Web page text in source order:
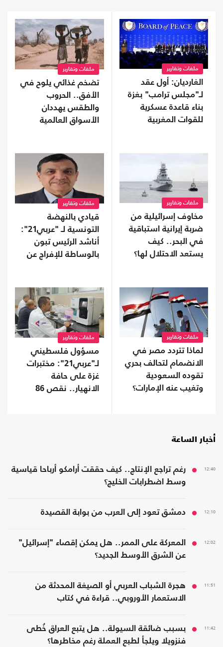
ملفات وتقارير
الغارديان: أول عقد
لـ"مجلس ترامب" بغزة
بناء قاعدة عسكرية
للقوات المغربية
ملفات وتقارير
تضخم غذائي يلوح في
الأفق.. الحروب
والطقس يهددان
الأسواق العالمية
ملفات وتقارير
مخاوف إسرائيلية من
ضربة إيرانية استباقية
في البحر.. كيف
يستعد الاحتلال لها؟
ملفات وتقارير
قيادي بالنهضة
التونسية لـ "عربي21":
أناشد الرئيس تبون
بالوساطة للإفراج عن
ملفات وتقارير
لماذا تتردد مصر في
الانضمام لتحالف بحري
تقوده السعودية
وتغيب عنه الإمارات؟
ملفات وتقارير
مسؤول فلسطيني
لـ"عربي21": مختبرات
غزة على حافة
الانهيار.. نقص 86
أخبار الساعة
12:40
رغم تراجع الإنتاج.. كيف حققت أرامكو أرباحا قياسية
وسط اضطرابات الخليج؟
12:10 دمشق تعود إلى العرب من بوابة القصيدة
12:02
المعركة على الممر.. هل يمكن إقصاء "إسرائيل"
عن الشرق الأوسط الجديد؟
11:51
هجرة الشباب العربي أو الصيغة المحدثة من
الاستعمار الأوروبي.. قراءة في كتاب
11:42
بسبب ضائقة السيولة.. هل يتبع العراق خُطى
فنزويلا ويلجأ لطبع العملة رغم مخاطرها؟